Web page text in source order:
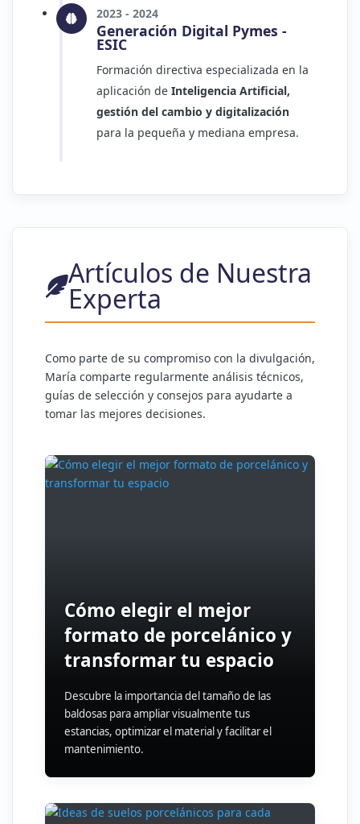
2023 - 2024
Generación Digital Pymes -
ESIC
Formación directiva especializada en la
aplicación de Inteligencia Artificial,
gestión del cambio y digitalización
para la pequeña y mediana empresa.
Artículos de Nuestra
Experta
Como parte de su compromiso con la divulgación,
María comparte regularmente análisis técnicos,
guías de selección y consejos para ayudarte a
tomar las mejores decisiones.
Cómo elegir el mejor
formato de porcelánico y
transformar tu espacio
Descubre la importancia del tamaño de las
baldosas para ampliar visualmente tus
estancias, optimizar el material y facilitar el
mantenimiento.